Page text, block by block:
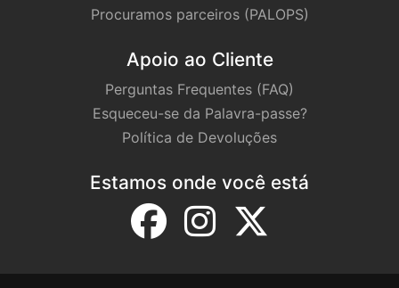
Procuramos parceiros (PALOPS)
Apoio ao Cliente
Perguntas Frequentes (FAQ)
Esqueceu-se da Palavra-passe?
Política de Devoluções
Estamos onde você está